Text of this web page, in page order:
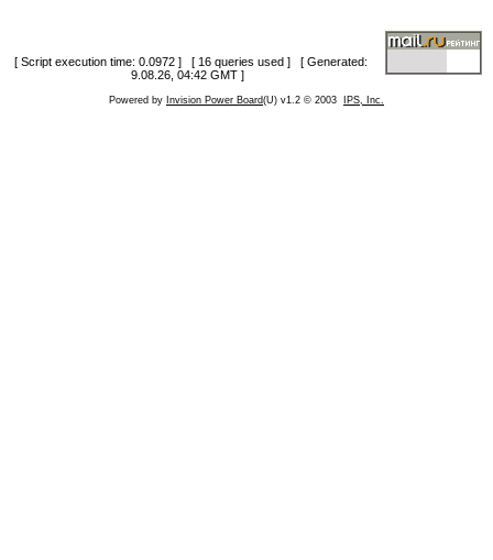
[ Script execution time: 0.0972 ] [ 16 queries used ] [ Generated:
9.08.26, 04:42 GMT ]
Powered by Invision Power Board(U) v1.2 © 2003 IPS, Inc.